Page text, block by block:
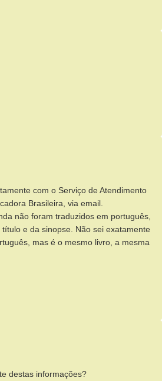
com o Serviço de Atendimento
Brasileira, via email.
não foram traduzidos em português,
e da sinopse. Não sei exatamente
mas é o mesmo livro, a mesma
destas informações?